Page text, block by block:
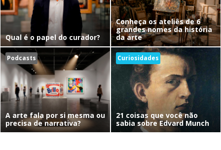
Qual é o papel do curador?
Conheça os ateliês de 6
grandes nomes da história
da arte
Podcasts
A arte fala por si mesma ou
precisa de narrativa?
Curiosidades
21 coisas que você não
sabia sobre Edvard Munch